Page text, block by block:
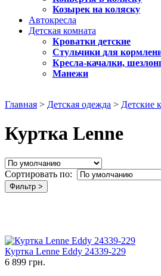
Козырек на коляску
Автокресла
Детская комната
Кроватки детские
Стульчики для
Кресла-качалки,
Манежи
Главная > Детская одежда > Детские
Куртка Lenne
Сортировать по:
Фильтр >
Куртка Lenne Eddy 24339-229
6 899 грн.